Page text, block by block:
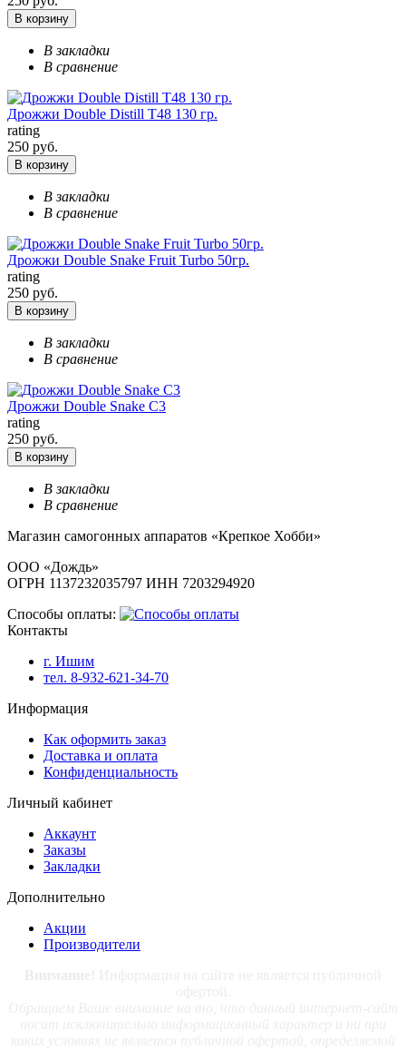
В корзину
В закладки
В сравнение
Дрожжи Double Distill T48 130 гр.
rating
250 руб.
В корзину
В закладки
В сравнение
Дрожжи Double Snake Fruit Turbo 50гр.
rating
250 руб.
В корзину
В закладки
В сравнение
Дрожжи Double Snake С3
rating
250 руб.
В корзину
В закладки
В сравнение
Магазин самогонных аппаратов «Крепкое Хобби»
ООО «Дождь»
ОГРН 1137232035797 ИНН 7203294920
Способы оплаты:
Контакты
г. Ишим
тел. 8-932-621-34-70
Информация
Как оформить заказ
Доставка и оплата
Конфиденциальность
Личный кабинет
Аккаунт
Заказы
Закладки
Дополнительно
Акции
Производители